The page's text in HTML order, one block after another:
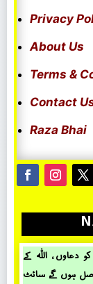
Privacy
About Us
Terms &
Contact
Raza Bhai
، اللہ کے
ہوں گے، سائٹ